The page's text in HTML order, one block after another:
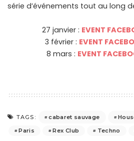
série d’événements tout au long
27 janvier : EVENT
3 février : EVENT
8 mars : EVENT
TAGS: cabaret sauvage
Paris
Rex Club Techno